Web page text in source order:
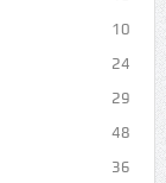
10
24
29
48
36